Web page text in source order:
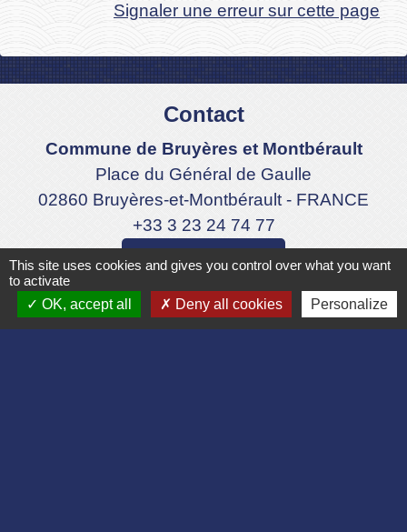
Signaler une erreur sur cette page
Contact
Commune de Bruyères et Montbérault
Place du Général de Gaulle
02860 Bruyères-et-Montbérault - FRANCE
+33 3 23 24 74 77
This site uses cookies and gives you control over what you want
to activate
OK, accept all
Deny all cookies Personalize